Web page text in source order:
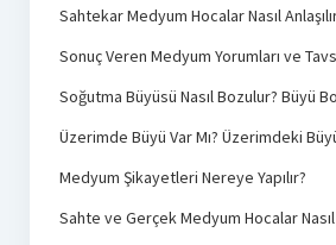
Sahtekar Medyum Hocalar Nasıl
Sonuç Veren Medyum Yorumları ve
Soğutma Büyüsü Nasıl Bozulur? Büyü
Üzerimde Büyü Var Mı? Üzerimdeki
Medyum Şikayetleri Nereye Yapılır?
Sahte ve Gerçek Medyum Hocalar Nasıl